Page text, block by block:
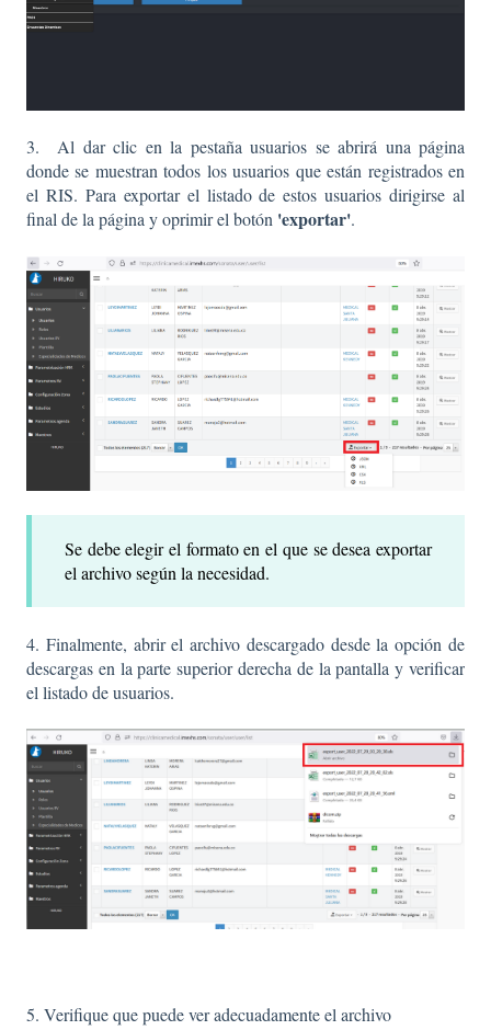
3. Al dar clic en la pestaña usuarios se abrirá una página
donde se muestran todos los usuarios que están registrados en
el RIS. Para exportar el listado de estos usuarios dirigirse al
final de la página y oprimir el botón 'exportar'.
Se debe elegir el formato en el que se desea exportar
el archivo según la necesidad.
4. Finalmente, abrir el archivo descargado desde la opción de
descargas en la parte superior derecha de la pantalla y verificar
el listado de usuarios.
5. Verifique que puede ver adecuadamente el archivo